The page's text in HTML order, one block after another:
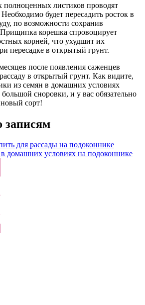
полноценных листиков проводят
будет пересадить росток в
по возможности сохранив
корешка спровоцирует
корней, что ухудшит их
пересадке в открытый грунт.
после появления саженцев
в открытый грунт. Как видите,
из семян в домашних условиях
сноровки, и у вас обязательно
сорт!
записям
для рассады на подоконнике
домашних условиях на подоконнике